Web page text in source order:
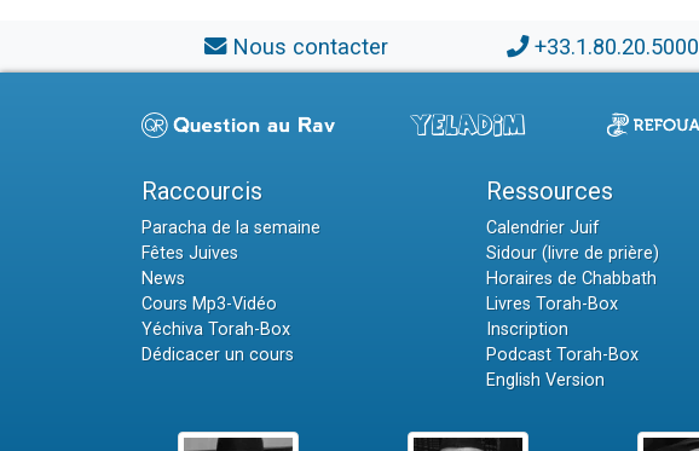
Nous contacter +33.1.80.20.5000
Raccourcis
Paracha de la semaine
Fêtes Juives
News
Cours Mp3-Vidéo
Yéchiva Torah-Box
Dédicacer un cours
Ressources
Calendrier Juif
Sidour (livre de prière)
Horaires de Chabbath
Livres Torah-Box
Inscription
Podcast Torah-Box
English Version